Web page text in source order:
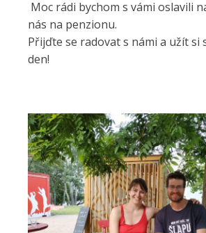
Moc rádi bychom s vámi oslavili
nás na penzionu.
Přijďte se radovat s námi a užít si
den!